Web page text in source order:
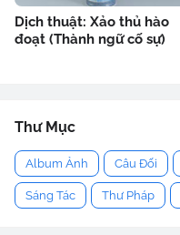
Dịch thuật: Xảo thủ hào
đoạt (Thành ngữ cố sự)
Thư Mục
Album Ảnh Câu Đối
Sáng Tác Thư Pháp